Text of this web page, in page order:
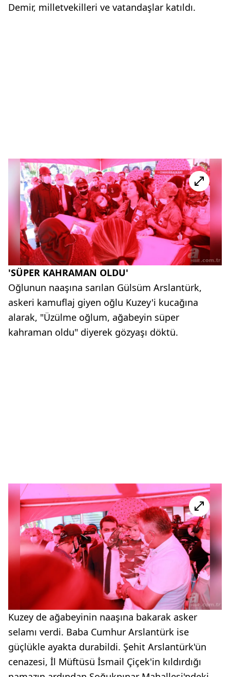
Demir, milletvekilleri ve vatandaşlar katıldı.
'SÜPER KAHRAMAN OLDU'
Oğlunun naaşına sarılan Gülsüm Arslantürk,
askeri kamuflaj giyen oğlu Kuzey'i kucağına
alarak, "Üzülme oğlum, ağabeyin süper
kahraman oldu" diyerek gözyaşı döktü.
Kuzey de ağabeyinin naaşına bakarak asker
selamı verdi. Baba Cumhur Arslantürk ise
güçlükle ayakta durabildi. Şehit Arslantürk'ün
cenazesi, İl Müftüsü İsmail Çiçek'in kıldırdığı